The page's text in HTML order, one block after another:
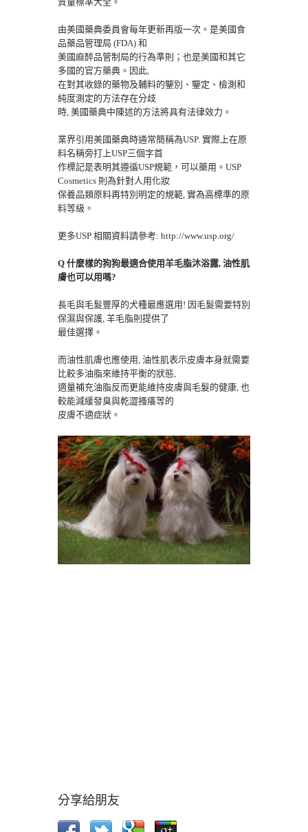
由美國藥典委員會每年更新再版一次。是美國食
品藥品管理局 (FDA) 和
美國麻醉品管制局的行為準則；也是美國和其它
多國的官方藥典。因此,
在對其收錄的藥物及輔料的鑒別、鑒定、檢測和
純度測定的方法存在分歧
時, 美國藥典中陳述的方法將具有法律效力。
業界引用美國藥典時通常簡稱為USP. 實際上在原
料名稱旁打上USP三個字首
作標記是表明其遵循USP規範，可以藥用。USP
Cosmetics 則為針對人用化妝
保養品類原料再特別明定的規範, 實為高標準的原
料等級。
更多USP 相關資料請參考: http://www.usp.org/
Q 什麼樣的狗狗最適合使用羊毛脂沐浴露, 油性肌
膚也可以用嗎?
長毛與毛髮豐厚的犬種最應選用! 因毛髮需要特別
保濕與保護, 羊毛脂則提供了
最佳選擇。
而油性肌膚也應使用, 油性肌表示皮膚本身就需要
比較多油脂來維持平衡的狀態,
適量補充油脂反而更能維持皮膚與毛髮的健康, 也
較能減緩發臭與乾澀搔癢等的
皮膚不適症狀。
分享給朋友